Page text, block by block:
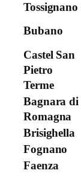
Tossignano
Bubano
Castel San
Pietro
Terme
Bagnara di
Romagna
Brisighella
Fognano
Faenza